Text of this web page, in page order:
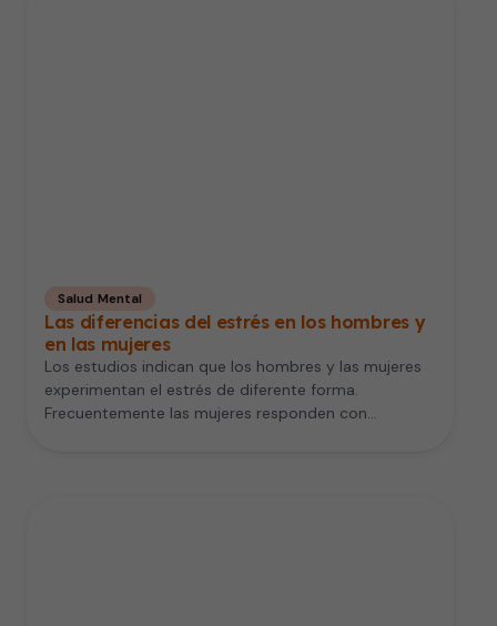
Salud Mental
Las diferencias del estrés en los hombres y
en las mujeres
Los estudios indican que los hombres y las mujeres
experimentan el estrés de diferente forma.
Frecuentemente las mujeres responden con…